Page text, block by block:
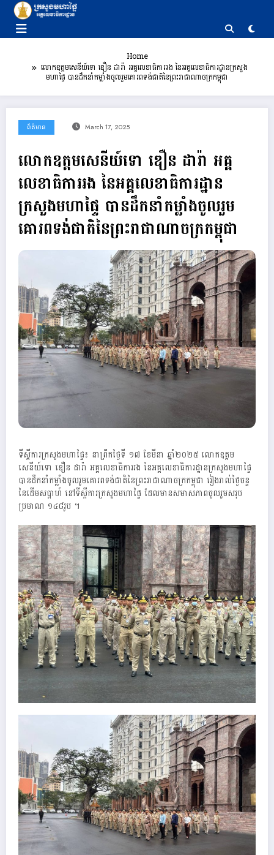
content
Home
លោកឧត្តមសេនីយ៍ទោ ឌឿន ដារ៉ា អគ្គលេខាធិការរង នៃអគ្គលេខាធិការដ្ឋានក្រសួង
មហាផ្ទៃ បានដឹកនាំកម្លាំងចូលរួមគោរពទង់ជាតិនៃព្រះរាជាណាចក្រ​កម្ពុជា
ព័ត៌មាន March 17, 2025
លោកឧត្តមសេនីយ៍ទោ ឌឿន ដារ៉ា អគ្គ
លេខាធិការរង នៃអគ្គលេខាធិការដ្ឋាន
ក្រសួងមហាផ្ទៃ បានដឹកនាំកម្លាំងចូលរួម
គោរពទង់ជាតិនៃព្រះរាជាណាចក្រ​កម្ពុជា
ទីស្តីការក្រសួងមហាផ្ទៃ៖ នាព្រឹកថ្ងៃទី ១៧ ខែមីនា ឆ្នាំ២០២៥ លោកឧត្តម
សេនីយ៍ទោ ឌឿន ដារ៉ា អគ្គលេខាធិការរង នៃអគ្គលេខាធិការដ្ឋានក្រសួងមហាផ្ទៃ
បានដឹកនាំកម្លាំងចូលរួមគោរពទង់ជាតិនៃព្រះរាជាណាចក្រ​កម្ពុជា រៀងរាល់ថ្ងៃចន្ទ
នៃដើមសប្តាហ៍ នៅទីស្តីការក្រសួងមហាផ្ទៃ ដែលមានសមាសភាពចូលរួមសរុប
ប្រមាណ ១៤៨រូប ។